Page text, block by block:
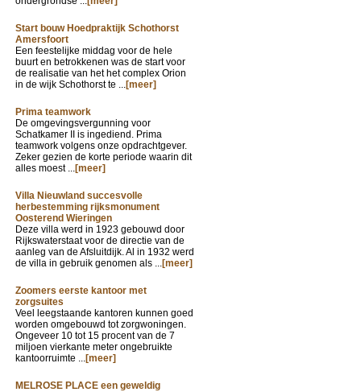
Start bouw Hoedpraktijk Schothorst
Amersfoort
Een feestelijke middag voor de hele
buurt en betrokkenen was de start voor
de realisatie van het het complex Orion
in de wijk Schothorst te ...[meer]
Prima teamwork
De omgevingsvergunning voor
Schatkamer II is ingediend. Prima
teamwork volgens onze opdrachtgever.
Zeker gezien de korte periode waarin dit
alles moest ...[meer]
Villa Nieuwland succesvolle
herbestemming rijksmonument
Oosterend Wieringen
Deze villa werd in 1923 gebouwd door
Rijkswaterstaat voor de directie van de
aanleg van de Afsluitdijk. Al in 1932 werd
de villa in gebruik genomen als ...[meer]
Zoomers eerste kantoor met
zorgsuites
Veel leegstaande kantoren kunnen goed
worden omgebouwd tot zorgwoningen.
Ongeveer 10 tot 15 procent van de 7
miljoen vierkante meter ongebruikte
kantoorruimte ...[meer]
MELROSE PLACE een geweldig